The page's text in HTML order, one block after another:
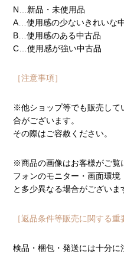
N…新品・未使用品
A…使用感の少ないきれいな
B…使用感のある中古品
C…使用感が強い中古品
［注意事項］
※他ショップ等でも販売して
合がございます。
その際はご容赦ください。
※商品の画像はお客様がご覧
フォンのモニター・画面環
と多少異なる場合がございま
［返品条件等販売に関する
検品・梱包・発送には十分